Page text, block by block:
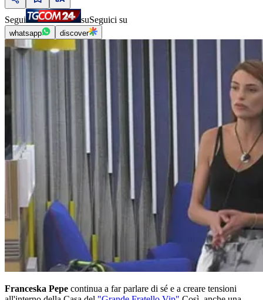
Segui suSeguici su
whatsapp discover
Franceska Pepe continua a far parlare di sé e a creare tensioni